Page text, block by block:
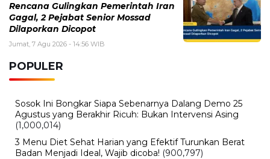
Rencana Gulingkan Pemerintah Iran
Gagal, 2 Pejabat Senior Mossad
Dilaporkan Dicopot
Jumat, 7 Agu 2026 - 14:56 WIB
POPULER
Sosok Ini Bongkar Siapa Sebenarnya Dalang Demo 25
Agustus yang Berakhir Ricuh: Bukan Intervensi Asing
(1,000,014)
3 Menu Diet Sehat Harian yang Efektif Turunkan Berat
Badan Menjadi Ideal, Wajib dicoba! (900,797)